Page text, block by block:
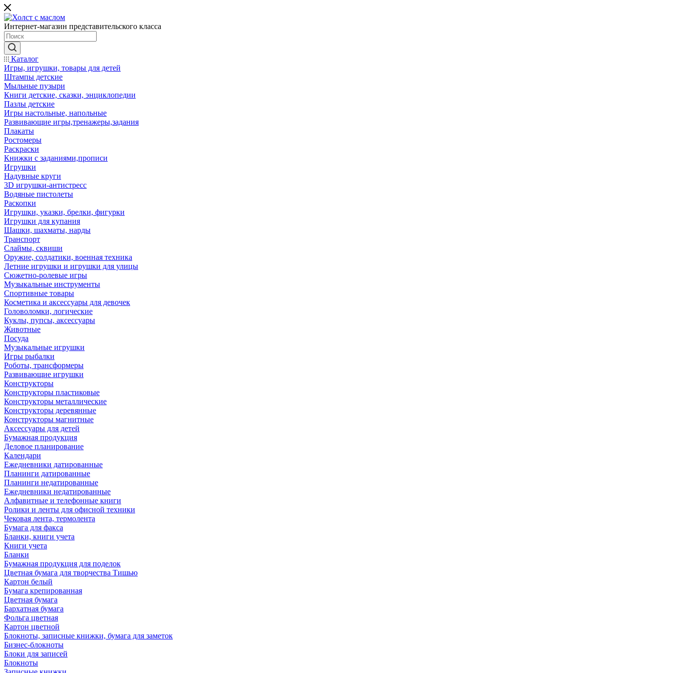
Интернет-магазин представительского класса
Каталог
Игры, игрушки, товары для детей
Штампы детские
Мыльные пузыри
Книги детские, сказки, энциклопедии
Пазлы детские
Игры настольные, напольные
Развивающие игры,тренажеры,задания
Плакаты
Ростомеры
Раскраски
Книжки с заданиями,прописи
Игрушки
Надувные круги
3D игрушки-антистресс
Водяные пистолеты
Раскопки
Игрушки, указки, брелки, фигурки
Игрушки для купания
Шашки, шахматы, нарды
Транспорт
Слаймы, сквиши
Оружие, солдатики, военная техника
Летние игрушки и игрушки для улицы
Сюжетно-ролевые игры
Музыкальные инструменты
Спортивные товары
Косметика и аксессуары для девочек
Головоломки, логические
Куклы, пупсы, аксессуары
Животные
Посуда
Музыкальные игрушки
Игры рыбалки
Роботы, трансформеры
Развивающие игрушки
Конструкторы
Конструкторы пластиковые
Конструкторы металлические
Конструкторы деревянные
Конструкторы магнитные
Аксессуары для детей
Бумажная продукция
Деловое планирование
Календари
Ежедневники датированные
Планинги датированные
Планинги недатированные
Ежедневники недатированные
Алфавитные и телефонные книги
Ролики и ленты для офисной техники
Чековая лента, термолента
Бумага для факса
Бланки, книги учета
Книги учета
Бланки
Бумажная продукция для поделок
Цветная бумага для творчества Тишью
Картон белый
Бумага крепированная
Цветная бумага
Бархатная бумага
Фольга цветная
Картон цветной
Блокноты, записные книжки, бумага для заметок
Бизнес-блокноты
Блоки для записей
Блокноты